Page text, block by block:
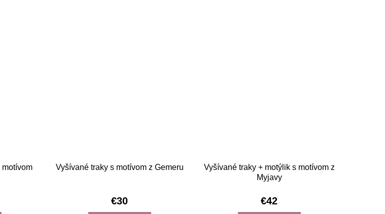
motívom
Vyšívané traky s motívom z Gemeru
€30
Vyšívané traky + motýlik s motívom z
Myjavy
€42